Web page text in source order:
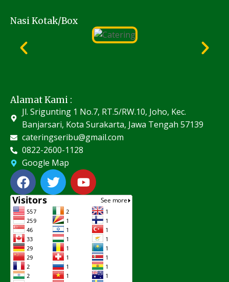
Nasi Kotak/Box
Alamat Kami :
Jl. Srigunting 1 No.7, RT.5/RW.10, Joho, Kec.
Banjarsari, Kota Surakarta, Jawa Tengah 57139
cateringseribu@gmail.com
0822-2600-1128
Google Map
F
a
c
e
b
o
o
k
T
w
i
t
t
e
r
Y
o
u